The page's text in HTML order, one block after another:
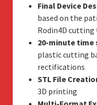
Final Device
based on the
Rodin4D
20-minute time
plastic cutting
rectifications
STL File
3D printing